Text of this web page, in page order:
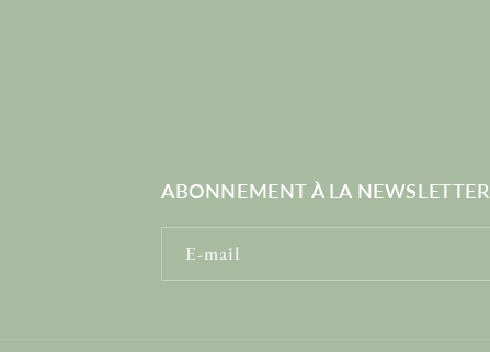
ABONNEMENT À LA NEWSLETTER
E-mail